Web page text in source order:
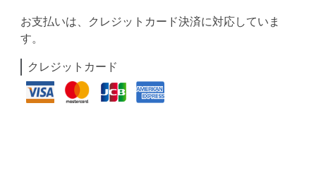
お支払いは、クレジットカード決済に対応していま
す。
クレジットカード